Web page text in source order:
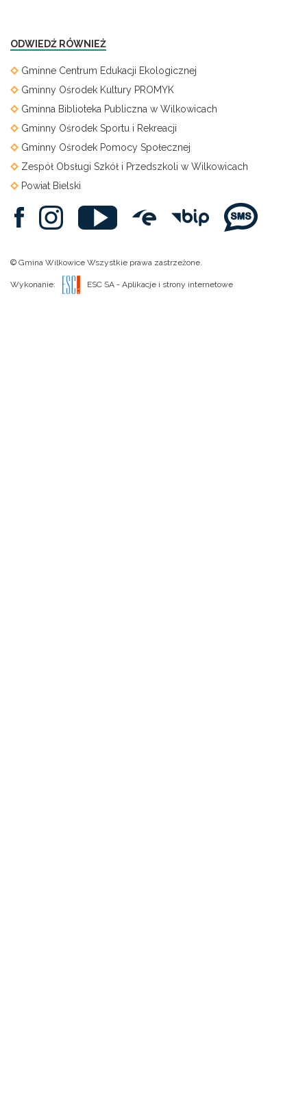
ODWIEDŹ RÓWNIEŻ
Gminne Centrum Edukacji Ekologicznej
Gminny Ośrodek Kultury PROMYK
Gminna Biblioteka Publiczna w Wilkowicach
Gminny Ośrodek Sportu i Rekreacji
Gminny Ośrodek Pomocy Społecznej
Zespół Obsługi Szkół i Przedszkoli w Wilkowicach
Powiat Bielski
© Gmina Wilkowice Wszystkie prawa zastrzeżone.
Wykonanie: ESC SA- Aplikacje i strony internetowe